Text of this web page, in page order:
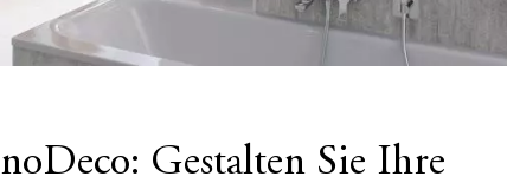
Gestalten Sie Ihre